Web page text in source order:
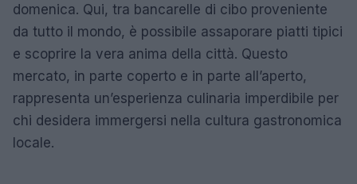
domenica. Qui, tra bancarelle di cibo proveniente
da tutto il mondo, è possibile assaporare piatti tipici
e scoprire la vera anima della città. Questo
mercato, in parte coperto e in parte all’aperto,
rappresenta un’esperienza culinaria imperdibile per
chi desidera immergersi nella cultura gastronomica
locale.